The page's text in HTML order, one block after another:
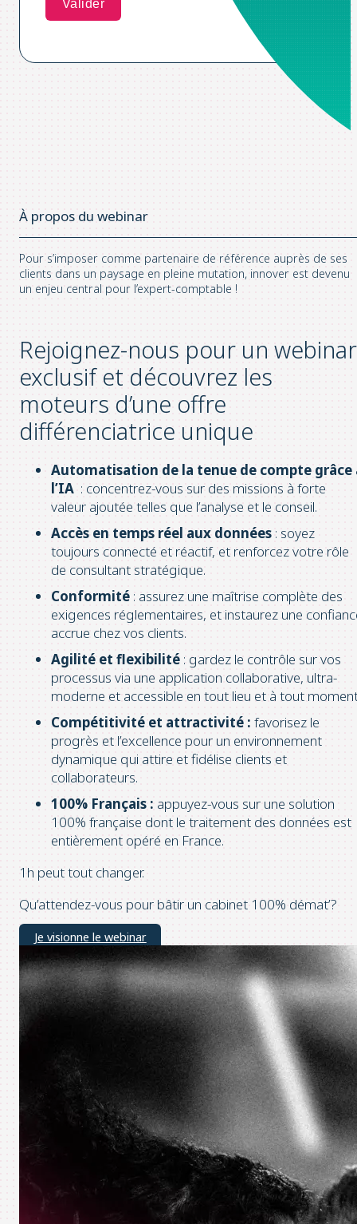
À propos du webinar
Pour s’imposer comme partenaire de référence auprès de ses
clients dans un paysage en pleine mutation, innover est devenu
un enjeu central pour l’expert-comptable !
Rejoignez-nous pour un webinar
exclusif et découvrez les
moteurs d’une offre
différenciatrice unique
Automatisation de la tenue de compte grâce
l’IA : concentrez-vous sur des missions à forte
valeur ajoutée telles que l’analyse et le conseil.
Accès en temps réel aux données : soyez
toujours connecté et réactif, et renforcez votre rôle
de consultant stratégique.
Conformité : assurez une maîtrise complète des
exigences réglementaires, et instaurez une
accrue chez vos clients.
Agilité et flexibilité : gardez le contrôle sur vos
processus via une application collaborative, ultra-
moderne et accessible en tout lieu et à tout
Compétitivité et attractivité : favorisez le
progrès et l’excellence pour un environnement
dynamique qui attire et fidélise clients et
collaborateurs.
100% Français : appuyez-vous sur une solution
100% française dont le traitement des données est
entièrement opéré en France.
1h peut tout changer.
Qu’attendez-vous pour bâtir un cabinet 100% démat’?
Je visionne le webinar